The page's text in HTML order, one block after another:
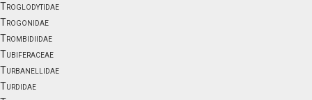
Troglodytidae
Trogonidae
Trombidiidae
Tubiferaceae
Turbanellidae
Turdidae